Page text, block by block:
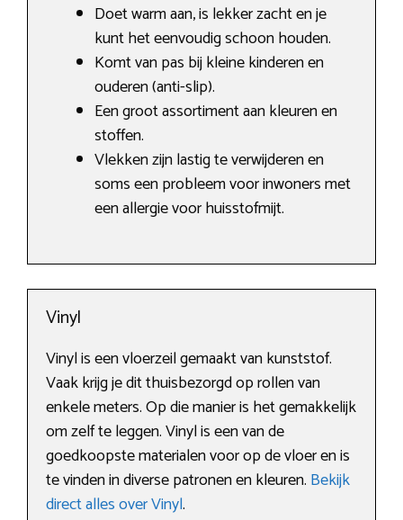
Doet warm aan, is lekker zacht en je
kunt het eenvoudig schoon houden.
Komt van pas bij kleine kinderen en
ouderen (anti-slip).
Een groot assortiment aan kleuren en
stoffen.
Vlekken zijn lastig te verwijderen en
soms een probleem voor inwoners met
een allergie voor huisstofmijt.
Vinyl
Vinyl is een vloerzeil gemaakt van kunststof.
Vaak krijg je dit thuisbezorgd op rollen van
enkele meters. Op die manier is het gemakkelijk
om zelf te leggen. Vinyl is een van de
goedkoopste materialen voor op de vloer en is
te vinden in diverse patronen en kleuren. Bekijk
direct alles over Vinyl.